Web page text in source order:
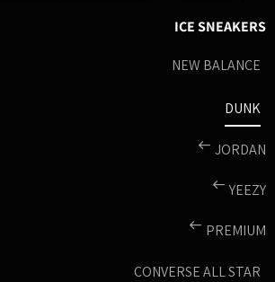
ICE SNEAKERS
NEW BALANCE
DUNK
JORDAN
YEEZY
PREMIUM
CONVERSE ALL STAR